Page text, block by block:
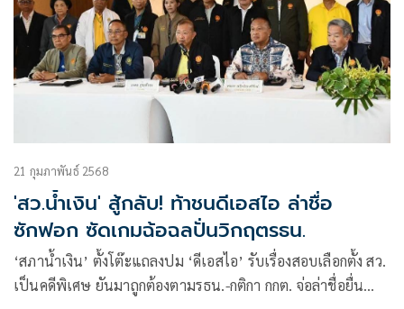
21 กุมภาพันธ์ 2568
'สว.น้ำเงิน' สู้กลับ! ท้าชนดีเอสไอ ล่าชื่อ
ซักฟอก ซัดเกมฉ้อฉลปั่นวิกฤตรธน.
‘สภาน้ำเงิน’ ตั้งโต๊ะแถลงปม ‘ดีเอสไอ’ รับเรื่องสอบเลือกตั้ง สว.
เป็นคดีพิเศษ ยันมาถูกต้องตามรธน.-กติกา กกต. จ่อล่าชื่อยื่น